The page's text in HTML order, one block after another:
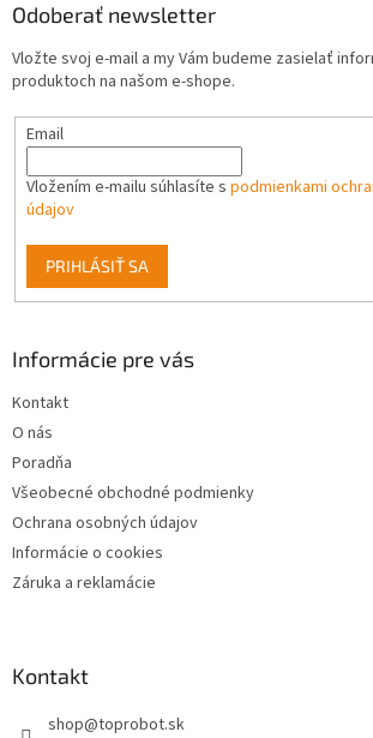
Odoberať newsletter
Vložte svoj e-mail a my Vám budeme zasielať
produktoch na našom e-shope.
Email
Vložením e-mailu súhlasíte s podmienkami
údajov
PRIHLÁSIŤ SA
Informácie pre vás
Kontakt
O nás
Poradňa
Všeobecné obchodné podmienky
Ochrana osobných údajov
Informácie o cookies
Záruka a reklamácie
Kontakt
shop@toprobot.sk